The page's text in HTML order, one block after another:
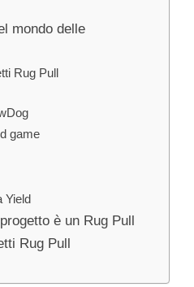
mondo delle
Rug Pull
game
Yield
è un Rug Pull
Rug Pull